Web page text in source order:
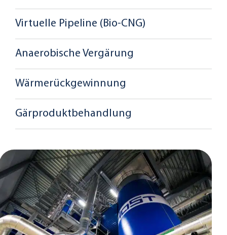
Virtuelle Pipeline (Bio-CNG)
Anaerobische Vergärung
Wärmerückgewinnung
Gärproduktbehandlung